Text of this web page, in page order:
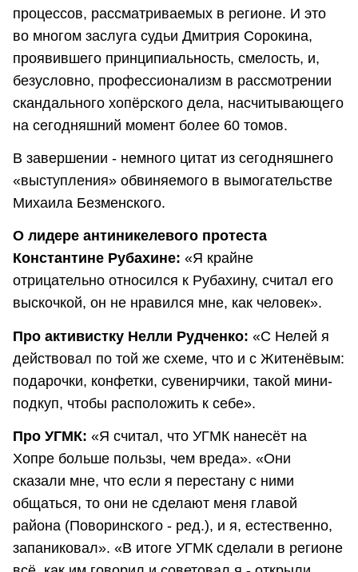
процессов, рассматриваемых в регионе. И это
во многом заслуга судьи Дмитрия Сорокина,
проявившего принципиальность, смелость, и,
безусловно, профессионализм в рассмотрении
скандального хопёрского дела, насчитывающего
на сегодняшний момент более 60 томов.
В завершении - немного цитат из сегодняшнего
«выступления» обвиняемого в вымогательстве
Михаила Безменского.
О лидере антиникелевого протеста
Константине Рубахине: «Я крайне
отрицательно относился к Рубахину, считал его
выскочкой, он не нравился мне, как человек».
Про активистку Нелли Рудченко: «С Нелей я
действовал по той же схеме, что и с Житенёвым:
подарочки, конфетки, сувенирчики, такой мини-
подкуп, чтобы расположить к себе».
Про УГМК: «Я считал, что УГМК нанесёт на
Хопре больше пользы, чем вреда». «Они
сказали мне, что если я перестану с ними
общаться, то они не сделают меня главой
района (Поворинского - ред.), и я, естественно,
запаниковал». «В итоге УГМК сделали в регионе